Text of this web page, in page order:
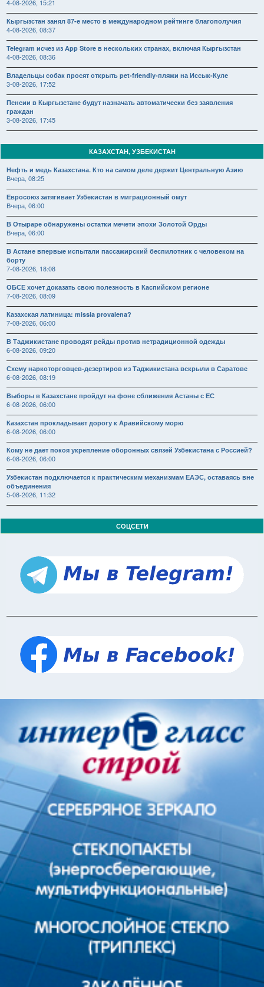
4-08-2026, 15:21
Кыргызстан занял 87-е место в международном рейтинге благополучия
4-08-2026, 08:37
Telegram исчез из App Store в нескольких странах, включая Кыргызстан
4-08-2026, 08:36
Владельцы собак просят открыть pet-friendly-пляжи на Иссык-Куле
3-08-2026, 17:52
Пенсии в Кыргызстане будут назначать автоматически без заявления
граждан
3-08-2026, 17:45
КАЗАХСТАН, УЗБЕКИСТАН
Нефть и медь Казахстана. Кто на самом деле держит Центральную Азию
Вчера, 08:25
Евросоюз затягивает Узбекистан в миграционный омут
Вчера, 06:00
В Отыраре обнаружены остатки мечети эпохи Золотой Орды
Вчера, 06:00
В Астане впервые испытали пассажирский беспилотник с человеком на
борту
7-08-2026, 18:08
ОБСЕ хочет доказать свою полезность в Каспийском регионе
7-08-2026, 08:09
Казахская латиница: missia provalena?
7-08-2026, 06:00
В Таджикистане проводят рейды против нетрадиционной одежды
6-08-2026, 09:20
Схему наркоторговцев-дезертиров из Таджикистана вскрыли в Саратове
6-08-2026, 08:19
Выборы в Казахстане пройдут на фоне сближения Астаны с ЕС
6-08-2026, 06:00
Казахстан прокладывает дорогу к Аравийскому морю
6-08-2026, 06:00
Кому не дает покоя укрепление оборонных связей Узбекистана с Россией?
6-08-2026, 06:00
Узбекистан подключается к практическим механизмам ЕАЭС, оставаясь вне
объединения
5-08-2026, 11:32
СОЦСЕТИ